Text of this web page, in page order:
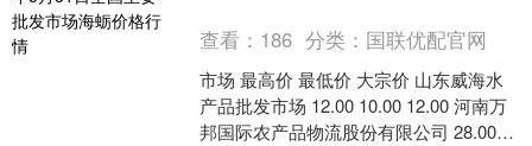
查看： 186 分类： 国联优配官网
市场 最高价 最低价 大宗价 山东威海水
产品批发市场 12.00 10.00 12.00 河南万
邦国际农产品物流股份有限公司 28.00